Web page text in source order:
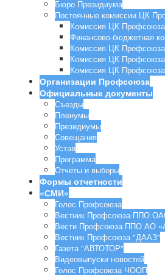
Бюро Президиума
Постоянные комиссии ЦК
Комиссия ЦК
Финансово-бюджетная
Комиссия ЦК Профсоюза
Комиссия ЦК
Комиссия ЦК
Организации Профсоюза
Официальные документы
Съезды
Пленумы
Президиумы
Совещания
Устав
Программа
Отчеты и выборы
Формы отчетности
«СМИ»
Голос Профсоюза
Вестник Профсоюза ППО
Вести Профсоюза ППО АО
Вестник Профсоюза "ДААЗ"
Газета "АВТОТОР"
Видеовыпуски новостей
Голос Профсоюза ЧООП